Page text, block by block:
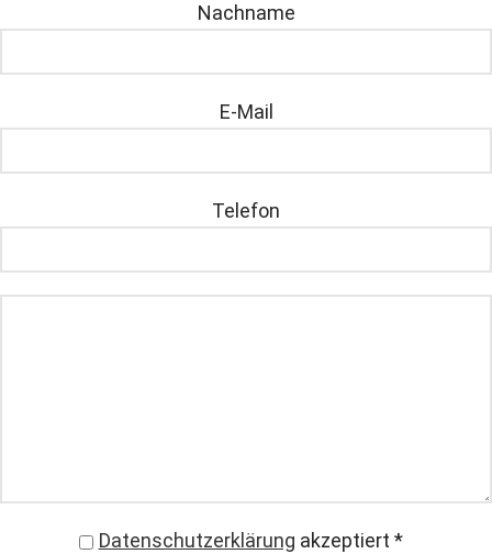
Nachname
E-Mail
Telefon
Datenschutzerklärung akzeptiert *